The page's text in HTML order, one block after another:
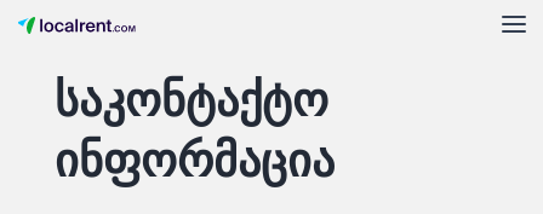
საკონტაქტო
ინფორმაცია